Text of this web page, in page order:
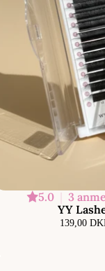
5.0
3
YY
139,00